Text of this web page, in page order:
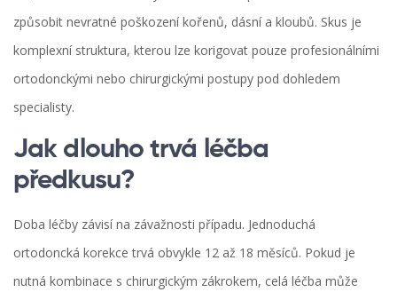
způsobit nevratné poškození kořenů, dásní a kloubů. Skus je
komplexní struktura, kterou lze korigovat pouze profesionálními
ortodonckými nebo chirurgickými postupy pod dohledem
specialisty.
Jak dlouho trvá léčba
předkusu?
Doba léčby závisí na závažnosti případu. Jednoduchá
ortodoncká korekce trvá obvykle 12 až 18 měsíců. Pokud je
nutná kombinace s chirurgickým zákrokem, celá léčba může